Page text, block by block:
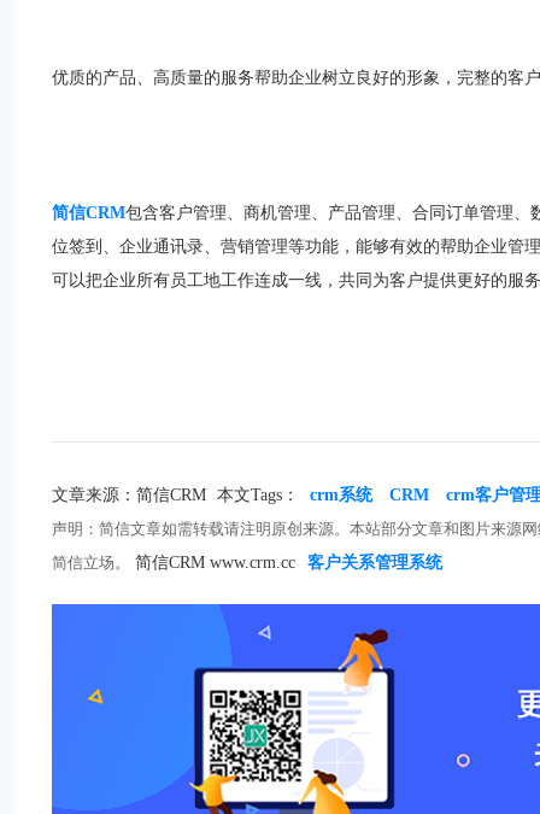
优质的产品、高质量的服务帮助企业树立良好的形象，完整的客
简信CRM包含客户管理、商机管理、产品管理、合同订单管理
位签到、企业通讯录、营销管理等功能，能够有效的帮助企业管
可以把企业所有员工地工作连成一线，共同为客户提供更好的服
文章来源：简信CRM 本文Tags： crm系统 CRM
crm客户管
声明：简信文章如需转载请注明原创来源。本站部分文章和图片来源
简信立场。
简信CRM www.crm.cc 客户关系管理系统